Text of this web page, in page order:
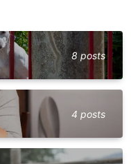
8 posts
4 posts
opciók csárdában